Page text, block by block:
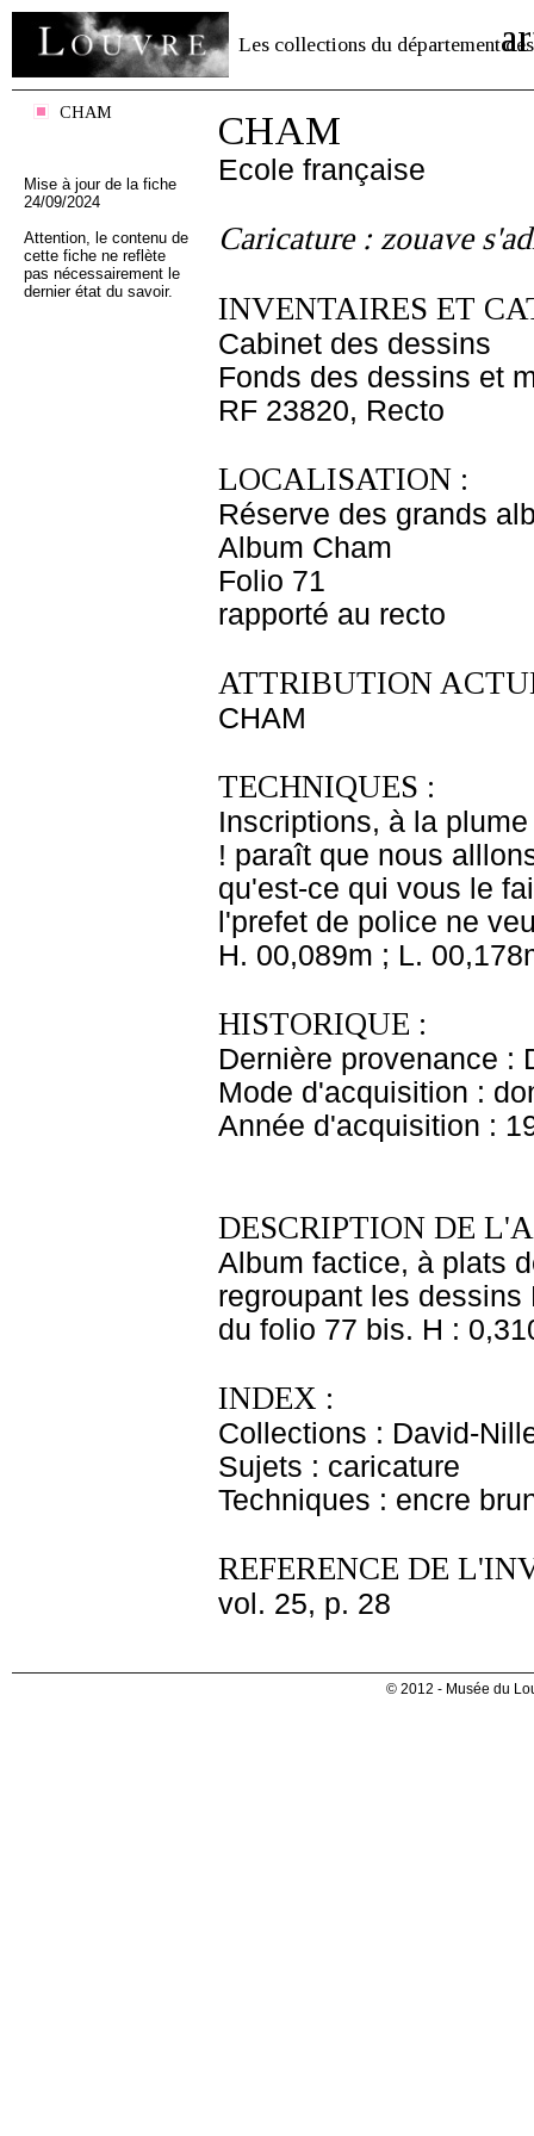
Les collections du département des
CHAM
Mise à jour de la fiche
24/09/2024
Attention, le contenu de
cette fiche ne reflète
pas nécessairement le
dernier état du savoir.
CHAM
Ecole française
Caricature : zouave
INVENTAIRES ET
Cabinet des dessins
Fonds des dessins et
RF 23820, Recto
LOCALISATION :
Réserve des grands
Album Cham
Folio 71
rapporté au recto
ATTRIBUTION
CHAM
TECHNIQUES :
Inscriptions, à la
! paraît que nous
qu'est-ce qui vous le
l'prefet de police ne
H. 00,089m ; L.
HISTORIQUE :
Dernière provenance :
Mode d'acquisition :
Année d'acquisition :
DESCRIPTION DE
Album factice, à plats
regroupant les
du folio 77 bis. H :
INDEX :
Collections : David-
Sujets : caricature
Techniques : encre
REFERENCE DE
vol. 25, p. 28
© 2012 - Musée du